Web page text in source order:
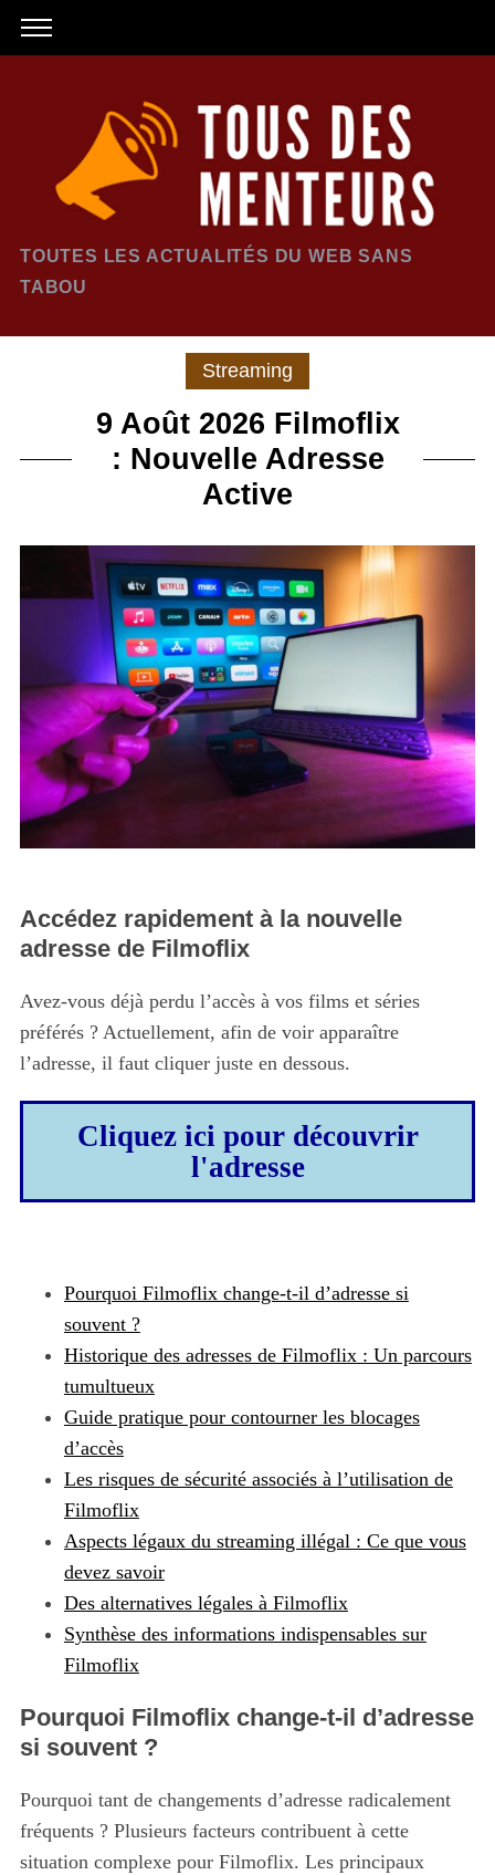
TOUTES LES ACTUALITÉS DU WEB SANS
TABOU
Streaming
9 Août 2026 Filmoflix
: Nouvelle Adresse
Active
Accédez rapidement à la nouvelle
adresse de Filmoflix
Avez-vous déjà perdu l’accès à vos films et séries
préférés ? Actuellement, afin de voir apparaître
l’adresse, il faut cliquer juste en dessous.
Cliquez ici pour découvrir
l'adresse
Pourquoi Filmoflix change-t-il d’adresse si
souvent ?
Historique des adresses de Filmoflix : Un parcours
tumultueux
Guide pratique pour contourner les blocages
d’accès
Les risques de sécurité associés à l’utilisation de
Filmoflix
Aspects légaux du streaming illégal : Ce que vous
devez savoir
Des alternatives légales à Filmoflix
Synthèse des informations indispensables sur
Filmoflix
Pourquoi Filmoflix change-t-il d’adresse
si souvent ?
Pourquoi tant de changements d’adresse radicalement
fréquents ? Plusieurs facteurs contribuent à cette
situation complexe pour Filmoflix. Les principaux